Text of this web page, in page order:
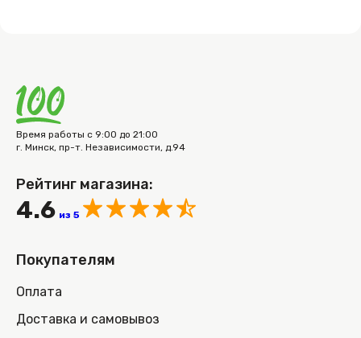
Время работы с 9:00 до 21:00
г. Минск, пр-т. Независимости, д.94
Рейтинг магазина:
4.6 из 5
Покупателям
Оплата
Доставка и самовывоз